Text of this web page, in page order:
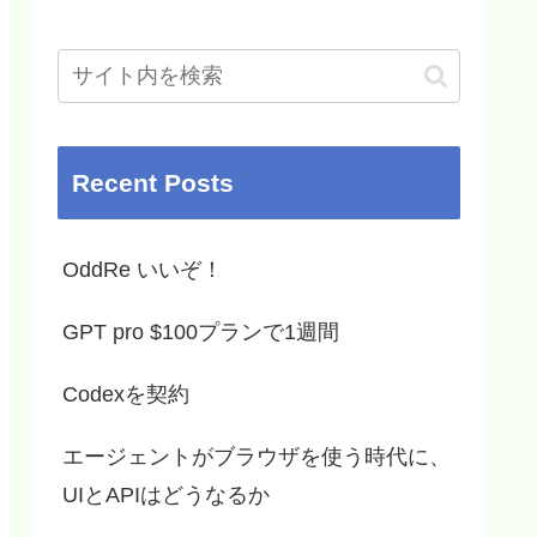
Recent Posts
OddRe いいぞ！
GPT pro $100プランで1週間
Codexを契約
エージェントがブラウザを使う時代に、
UIとAPIはどうなるか